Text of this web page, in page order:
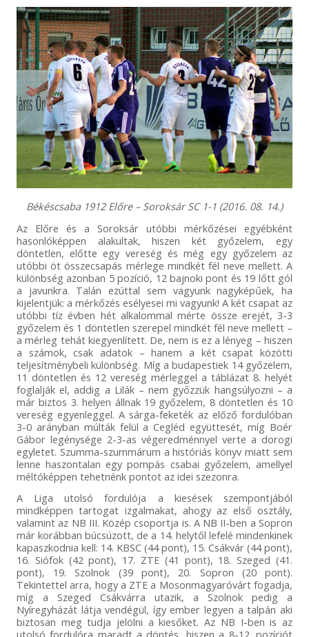
Békéscsaba 1912 Előre – Soroksár SC 1-1 (2016. 08. 14.)
Az Előre és a Soroksár utóbbi mérkőzései egyébként
hasonlóképpen alakultak, hiszen két győzelem, egy
döntetlen, előtte egy vereség és még egy győzelem az
utóbbi öt összecsapás mérlege mindkét fél neve mellett. A
különbség azonban 5 pozíció, 12 bajnoki pont és 19 lőtt gól
a javunkra. Talán ezúttal sem vagyunk nagyképűek, ha
kijelentjük: a mérkőzés esélyesei mi vagyunk! A két csapat az
utóbbi tíz évben hét alkalommal mérte össze erejét, 3-3
győzelem és 1 döntetlen szerepel mindkét fél neve mellett –
a mérleg tehát kiegyenlített. De, nem is ez a lényeg – hiszen
a számok, csak adatok – hanem a két csapat közötti
teljesítménybeli különbség. Míg a budapestiek 14 győzelem,
11 döntetlen és 12 vereség mérleggel a táblázat 8. helyét
foglalják el, addig a Lilák – nem győzzük hangsúlyozni – a
már biztos 3. helyen állnak 19 győzelem, 8 döntetlen és 10
vereség egyenleggel. A sárga-feketék az előző fordulóban
3-0 arányban múlták felül a Cegléd együttesét, míg Boér
Gábor legénysége 2-3-as végeredménnyel verte a dorogi
egyletet. Szumma-szummárum a históriás könyv miatt sem
lenne haszontalan egy pompás csabai győzelem, amellyel
méltóképpen tehetnénk pontot az idei szezonra.
A Liga utolsó fordulója a kiesések szempontjából
mindképpen tartogat izgalmakat, ahogy az első osztály,
valamint az NB III. Közép csoportja is. A NB II-ben a Sopron
már korábban búcsúzott, de a 14. helytől lefelé mindenkinek
kapaszkodnia kell: 14. KBSC (44 pont), 15. Csákvár (44 pont),
16. Siófok (42 pont), 17. ZTE (41 pont), 18. Szeged (41.
pont), 19. Szolnok (39 pont), 20. Sopron (20 pont).
Tekintettel arra, hogy a ZTE a Mosonmagyaróvárt fogadja,
míg a Szeged Csákvárra utazik, a Szolnok pedig a
Nyíregyházát látja vendégül, így ember legyen a talpán aki
biztosan meg tudja jelölni a kiesőket. Az NB I-ben is az
utolsó fordulóra maradt a döntés, hiszen a 8-12. pozíciót